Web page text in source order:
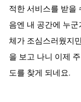
적한 서비스를 받을
음엔 내 공간에 누
체가 조심스러웠지
을 보고 나니 이제
도를 찾게 되네요.